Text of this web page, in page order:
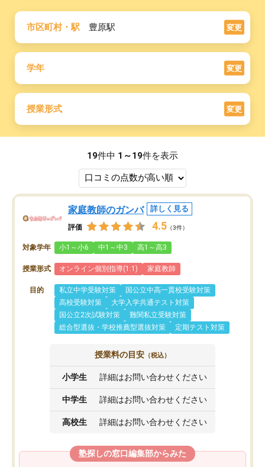
市区町村・駅 豊原駅 変更
学年 変更
授業形式 変更
19件中 1～19件を表示
家庭教師のガンバ 詳しく見る
評価 4.5 （3件）
対象学年 小1～小6 中1～中3 高1～高3
授業形式 オンライン個別指導(1:1) 家庭教師
目的 私立中学受験対策
国公立中高一貫校受験対策
高校受験対策
大学入学共通テスト対策
国公立2次試験対策
難関私立受験対策
総合型選抜・学校推薦型選抜対策
定期テスト対策
授業料の目安 （税込）
小学生 詳細はお問い合わせください
中学生 詳細はお問い合わせください
高校生 詳細はお問い合わせください
塾探しの窓口編集部からみた